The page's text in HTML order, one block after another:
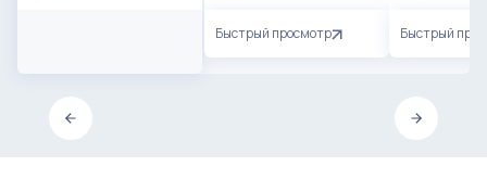
Быстрый просмотр Быстрый